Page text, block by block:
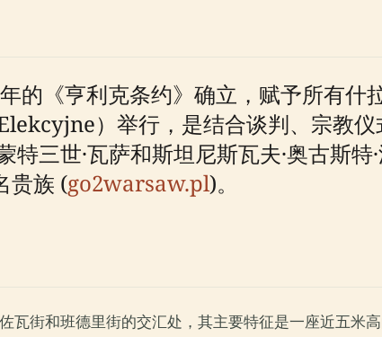
的《亨利克条约》确立，赋予所有什
）举行，是结合谈判、宗教
三世·瓦萨和斯坦尼斯瓦夫·奥古斯
贵族 (go2warsaw.pl)。
瓦街和班德里街的交汇处，其主要特征是一座近五米